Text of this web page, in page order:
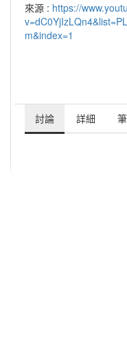
來源 : https://
m&index=1
討論 詳細